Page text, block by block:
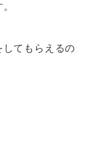
てもらえるの